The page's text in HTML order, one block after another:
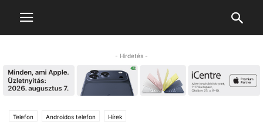
- Hirdetés -
Telefon Androidos telefon Hírek